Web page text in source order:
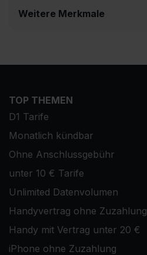
Weitere Merkmale
TOP THEMEN
D1 Tarife
Monatlich kündbar
Ohne Anschlussgebühr
unter 10 € Tarife
Unlimited Datenvolumen
Handyvertrag ohne Zuzahlung
Handy mit Vertrag unter 20 €
iPhone ohne Zuzahlung